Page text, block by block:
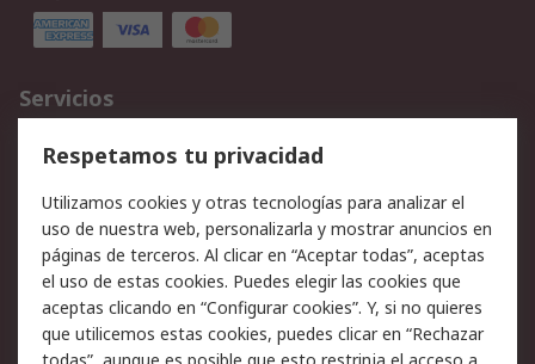
Servicios
Cómo realizar pedidos
Devoluciones
Facturación y pago
Ofertas
Soporte técnico
Legal
Aviso legal
Política de privacidad -
Actualizada
Respetamos tu privacidad
Utilizamos cookies y otras tecnologías para analizar el
uso de nuestra web, personalizarla y mostrar anuncios en
páginas de terceros. Al clicar en “Aceptar todas”, aceptas
el uso de estas cookies. Puedes elegir las cookies que
aceptas clicando en “Configurar cookies”. Y, si no quieres
que utilicemos estas cookies, puedes clicar en “Rechazar